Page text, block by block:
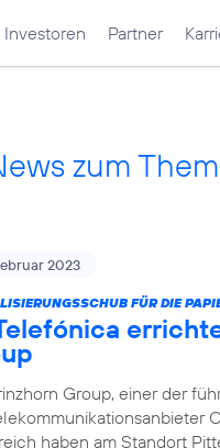
Investoren Partner
zum
2023
FÜR DIE
Group, einer der
haben am Standort